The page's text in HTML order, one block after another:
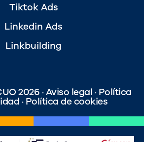
Tiktok Ads
Linkedin Ads
Linkbuilding
2026 ·Aviso legal ·Política
·Política de cookies